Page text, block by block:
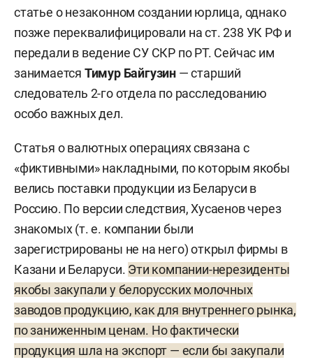
статье о незаконном создании юрлица, однако
позже переквалифицировали на ст. 238 УК РФ и
передали в ведение СУ СКР по РТ. Сейчас им
занимается Тимур Байгузин — старший
следователь 2-го отдела по расследованию
особо важных дел.
Статья о валютных операциях связана с
«фиктивными» накладными, по которым якобы
велись поставки продукции из Беларуси в
Россию. По версии следствия, Хусаенов через
знакомых (т. е. компании были
зарегистрированы не на него) открыл фирмы в
Казани и Беларуси. Эти компании-нерезиденты
якобы закупали у белорусских молочных
заводов продукцию, как для внутреннего рынка,
по заниженным ценам. Но фактически
продукция шла на экспорт — если бы закупали